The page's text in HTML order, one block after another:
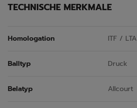
TECHNISCHE MERKMALE
Homologation ITF / LTA
Balltyp Druck
Belatyp Allcourt